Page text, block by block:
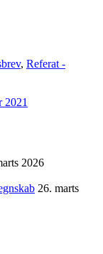
, Referat -
2021
2026
26. marts